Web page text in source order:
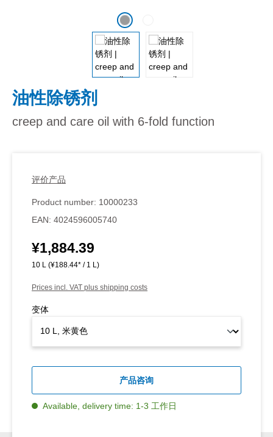
油性除锈剂
creep and care oil with 6-fold function
评价产品
Product number: 10000233
EAN: 4024596005740
Regular price:
¥1,884.39
10 L (¥188.44* / 1 L)
Prices incl. VAT plus shipping costs
变体
产品咨询
Available, delivery time: 1-3 工作日